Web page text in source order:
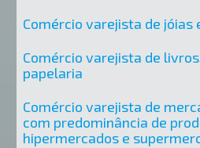
Comércio varejista de jóias
Comércio varejista de
papelaria
Comércio varejista de
com predominância de
hipermercados e